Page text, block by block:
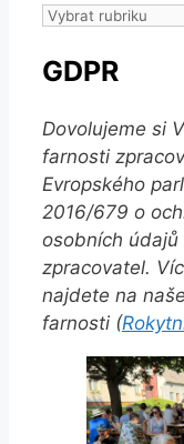
Archiv
GDPR
Dovolujeme si
farnosti
Evropského
2016/679 o
osobních
zpracovatel.
najdete na
farnosti (